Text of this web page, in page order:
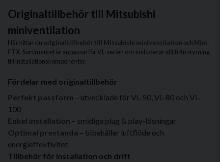
Originaltillbehör till Mitsubishi
miniventilation
Här hittar du originaltillbehör till Mitsubishi miniventilation och Mini-
FTX. Sortimentet är anpassat för VL-serien och inkluderar allt från styrning
till installationskomponenter.
Fördelar med originaltillbehör
Perfekt passform – utvecklade för VL-50, VL-80 och VL-
100
Enkel installation – smidiga plug & play-lösningar
Optimal prestanda – bibehåller luftflöde och
energieffektivitet
Tillbehör för installation och drift